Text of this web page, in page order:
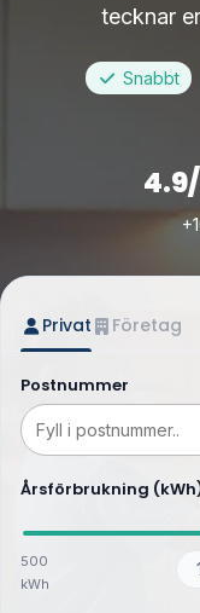
tecknar
Snabbt
Privat Företag
Postnummer
Årsförbrukning
500
kWh